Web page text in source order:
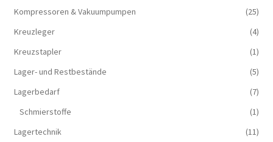
Kompressoren & Vakuum­pumpen
(25)
Kreuzleger
(4)
Kreuzstapler
(1)
Lager- und Restbestände
(5)
Lagerbedarf
(7)
Schmierstoffe
(1)
Lagertechnik
(11)